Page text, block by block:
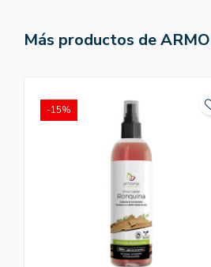
Más productos de
-15%